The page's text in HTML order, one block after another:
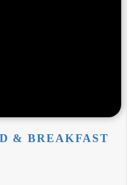
& BREAKFAST